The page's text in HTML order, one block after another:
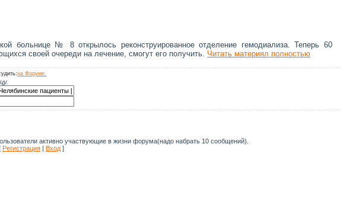
больнице № 8 открылось реконструированное отделение гемодиализа. Теперь 60
своей очереди на лечение, смогут его получить. Читать материял полностью
на Форуме.
активно участвующие в жизни форума(надо набрать 10 сообщений).
Регистрация | Вход ]